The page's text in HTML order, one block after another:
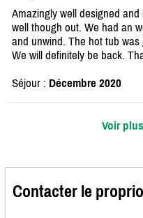
Amazingly well designed
well though out. We had an
and unwind. The hot tub
We will definitely be back.
Séjour : Décembre 2020
Voir
Contacter le proprio